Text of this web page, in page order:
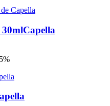
Capella